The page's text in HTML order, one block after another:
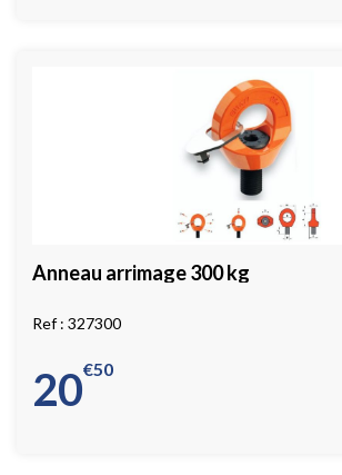
Anneau arrimage 300 kg
327300
20 50
€